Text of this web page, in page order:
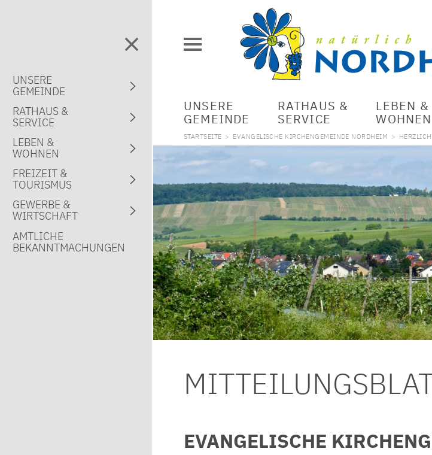
UNSERE
GEMEINDE
RATHAUS &
SERVICE
LEBEN &
WOHNEN
STARTSEITE > EVANGELISCHE KIRCHENGEMEINDE NORDHEIM >
EVANGELISCHE
UNSERE
GEMEINDE
RATHAUS &
SERVICE
LEBEN &
WOHNEN
FREIZEIT &
TOURISMUS
GEWERBE &
WIRTSCHAFT
AMTLICHE
BEKANNTMACHUNGEN